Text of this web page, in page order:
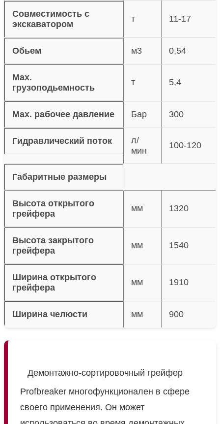
Совместимость с
экскаватором
т 11-17
Обьем м3 0,54
Max.
грузоподьемность
т 5,4
Max. рабочее давление Бар 300
Гидравлический поток
л/
мин
100-120
Габаритные размеры
Высота открытого
грейфера
мм 1320
Высота закрытого
грейфера
мм 1540
Ширина открытого
грейфера
мм 1910
Ширина челюсти мм 900
Демонтажно-сортировочный грейфер
Profbreaker многофункционален в сфере
своего применения. Он может